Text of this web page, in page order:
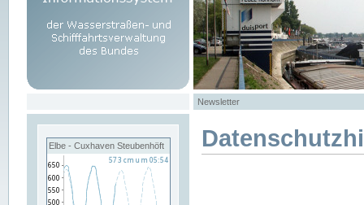
Newsletter
Elbe - Cuxhaven Steubenhöft